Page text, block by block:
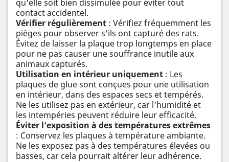
qu'elle soit bien dissimulée pour éviter tout
contact accidentel.
Vérifier régulièrement : Vérifiez fréquemment les
pièges pour observer s'ils ont capturé des rats.
Évitez de laisser la plaque trop longtemps en place
pour ne pas causer une souffrance inutile aux
animaux capturés.
Utilisation en intérieur uniquement : Les
plaques de glue sont conçues pour une utilisation
en intérieur, dans des espaces secs et tempérés.
Ne les utilisez pas en extérieur, car l'humidité et
les intempéries peuvent réduire leur efficacité.
Éviter l’exposition à des températures extrêmes
: Conservez les plaques à température ambiante.
Ne les exposez pas à des températures élevées ou
basses, car cela pourrait altérer leur adhérence.